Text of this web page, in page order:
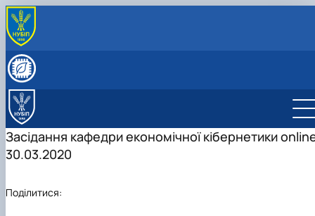
ПРО КАФЕДРУ
«Хто є хто» з кібернетиків в НУБіП України
Освітні програми
Освітні програми
НАУКОВА ДІЯЛЬНІСТЬ
Гурток Кібертонус
Аспірантура
МІЖНАРОДНА ДІЯЛЬНІСТЬ
НАШІ ОСВІТНІ ПРОГРАМИ
АБІТУРІЄНТУ
Засідання кафедри економічної кібернетики
30.03.2020
Поділитися: